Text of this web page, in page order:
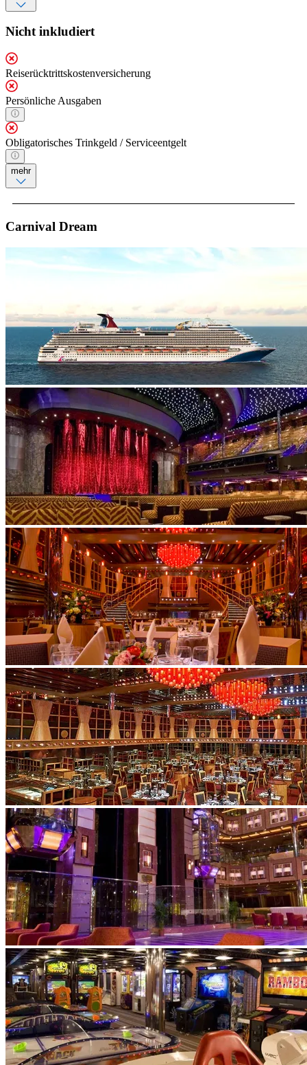
Nicht inkludiert
Reiserücktrittskostenversicherung
Persönliche Ausgaben
Obligatorisches Trinkgeld / Serviceentgelt
mehr
Carnival Dream